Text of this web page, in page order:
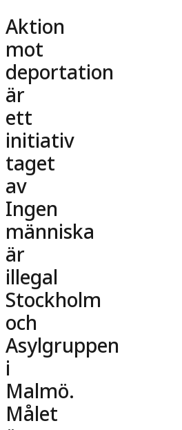
Aktion
mot
deportation
är
ett
initiativ
taget
av
Ingen
människa
är
illegal
Stockholm
och
Asylgruppen
i
Malmö.
Målet